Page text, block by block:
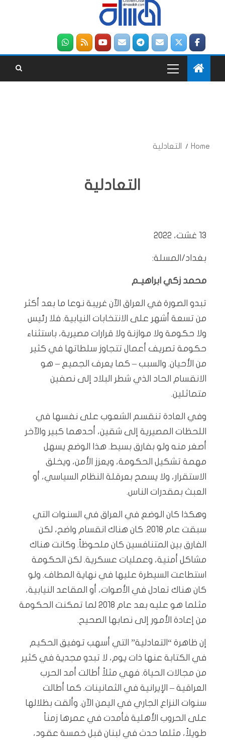
Home التعادلية
التعادلية
13 غشت، 2022
بغداد/المسلة:
محمد زكي ابراهيـم
تبدو الصورة في العراق الآن غريبة نوعا ما بعد أكثر
من تسعة أشهر على الانتخابات النيابية. فلا رئيس
ولا حكومة ولا موازنة ولا قرارات مصيرية، باستثناء
حكومة تصريف أعمال تتجاوز سلطاتها في كثير
من الأحيان. والسبب – كما يعرف الجميع – هو
الانقسام الحاد الذي شطر البلاد إلى نصفين
متماثلين.
وفي العادة تنقسم الشعوب على نفسها في
اللحظات المصيرية إلى شقين، أحدهما كبير والآخر
أصغر منه ولو بفارق بسيط. هذا الوضع يسهل
مهمة تشكيل الحكومة، ويعزز الأمن، ويخلق
الاستقرار، ولا يسمح بعرقلة النظام السياسي، أو
العبث بمقدرات الناس.
وهكذا كان الوضع في العراق في السنوات التي
سبقت عام 2018. كان هناك انقسام واضح، لكن
الفارق بين المتنافسين كان ملحوظاً. وكانت هناك
مشاكل أمنية، وعمليات عسكرية. لكن الحكومة
استطاعت السيطرة عليها في نهاية المطاف. ولو
كان هناك تعادل في الأصوات، أو المقاعد النيابية،
مثلما هو عليه بعد عام 2018 لما تمكنت الحكومة
من إعادة الأمور إلى نصابها الصحيح.
إن ظاهرة “التعادلية” التي أسهب توفيق الحكيم
في الكتابة عنها ذات يوم، لا تبدو مجدية في كثير
من مجالات الحياة. فهي مثلاً أطالت أمد الحرب
العراقية – الإيرانية في الثمانينات. كما أطالت
سنوات النزاع الجاري في اليمن الآن. وألقت بظلالها
على الحروب الأهلية فأمدت في عمرها زمناً
طويلاً، مثلما حدث في لبنان قبل خمسة عقود،